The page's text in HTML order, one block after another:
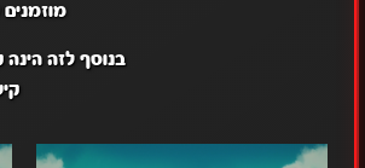
בנוסף לזה